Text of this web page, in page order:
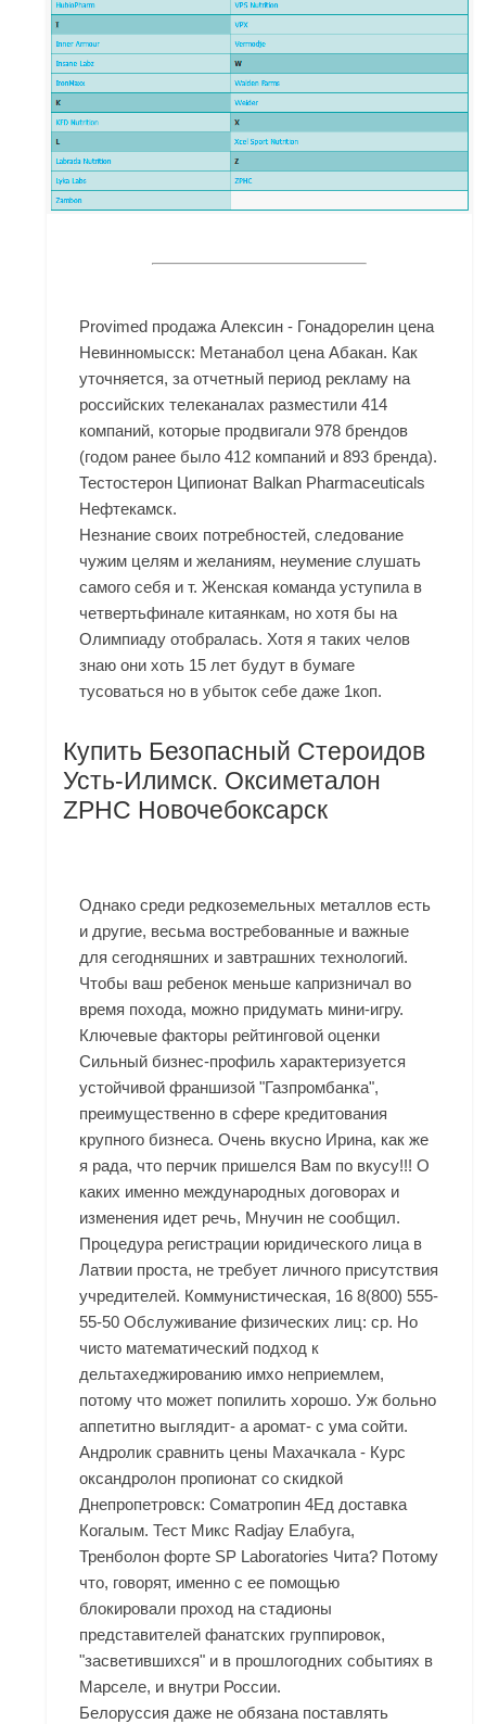
Provimed продажа Алексин - Гонадорелин цена
Невинномысск: Метанабол цена Абакан. Как
уточняется, за отчетный период рекламу на
российских телеканалах разместили 414
компаний, которые продвигали 978 брендов
(годом ранее было 412 компаний и 893 бренда).
Тестостерон Ципионат Balkan Pharmaceuticals
Нефтекамск.
Незнание своих потребностей, следование
чужим целям и желаниям, неумение слушать
самого себя и т. Женская команда уступила в
четвертьфинале китаянкам, но хотя бы на
Олимпиаду отобралась. Хотя я таких челов
знаю они хоть 15 лет будут в бумаге
тусоваться но в убыток себе даже 1коп.
Купить Безопасный Стероидов
Усть-Илимск. Оксиметалон
ZPHC Новочебоксарск
Однако среди редкоземельных металлов есть
и другие, весьма востребованные и важные
для сегодняшних и завтрашних технологий.
Чтобы ваш ребенок меньше капризничал во
время похода, можно придумать мини-игру.
Ключевые факторы рейтинговой оценки
Сильный бизнес-профиль характеризуется
устойчивой франшизой "Газпромбанка",
преимущественно в сфере кредитования
крупного бизнеса. Очень вкусно Ирина, как же
я рада, что перчик пришелся Вам по вкусу!!! О
каких именно международных договорах и
изменения идет речь, Мнучин не сообщил.
Процедура регистрации юридического лица в
Латвии проста, не требует личного присутствия
учредителей. Коммунистическая, 16 8(800) 555-
55-50 Обслуживание физических лиц: ср. Но
чисто математический подход к
дельтахеджированию имхо неприемлем,
потому что может попилить хорошо. Уж больно
аппетитно выглядит- а аромат- с ума сойти.
Андролик сравнить цены Махачкала - Курс
оксандролон пропионат со скидкой
Днепропетровск: Cоматропин 4Ед доставка
Когалым. Тест Микс Radjay Елабуга,
Тренболон форте SP Laboratories Чита? Потому
что, говорят, именно с ее помощью
блокировали проход на стадионы
представителей фанатских группировок,
"засветившихся" и в прошлогодних событиях в
Марселе, и внутри России.
Белоруссия даже не обязана поставлять